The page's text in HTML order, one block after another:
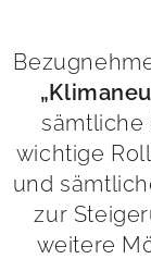
sämtliche
wichtige
und
zur
weitere